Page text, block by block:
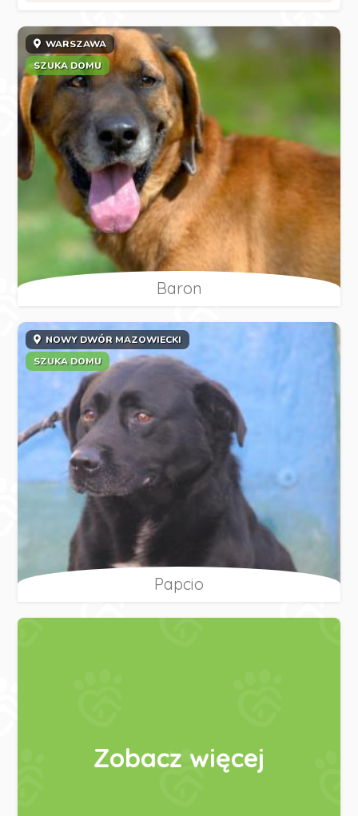
WARSZAWA
SZUKA DOMU
Baron
NOWY DWÓR MAZOWIECKI
SZUKA DOMU
Papcio
Zobacz więcej